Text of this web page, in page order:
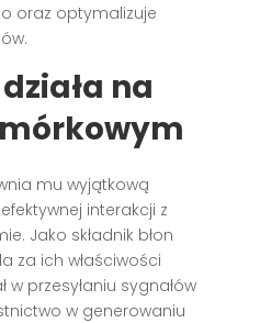
oraz optymalizuje
na
mu wyjątkową
interakcji z
Jako składnik błon
za ich właściwości
w przesyłaniu sygnałów
w generowaniu